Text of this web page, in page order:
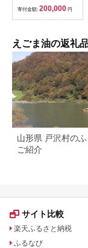
ド会）えごま油 鳥取
県日野町 斎藤 有機 え
ごま油 95g×5 国産 超
5本セット 【鳥取県日
野町】 THA【大山ブ
ランド会】
寄付金額: 200,000 円
えごま油の返礼
山形県 戸沢村の
ご紹介
サイト比較
楽天ふるさと納税
ふるなび